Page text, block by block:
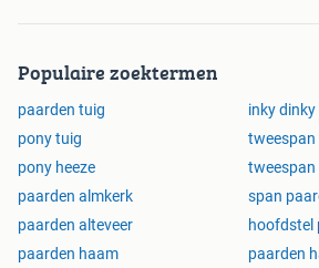
Populaire zoektermen
paarden tuig
inky dinky
pony tuig
tweespan
pony heeze
tweespan
paarden almkerk
span
paarden alteveer
hoofdstel
paarden haam
paarden